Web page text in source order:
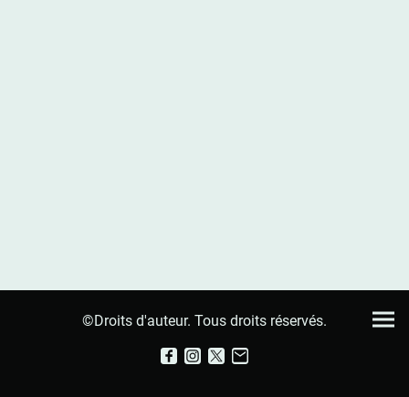
©Droits d'auteur. Tous droits réservés.